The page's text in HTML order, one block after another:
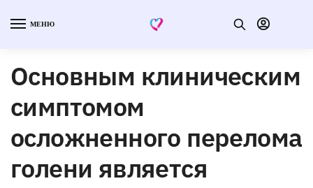
МЕНЮ
Основным клиническим
симптомом
осложненного перелома
голени является